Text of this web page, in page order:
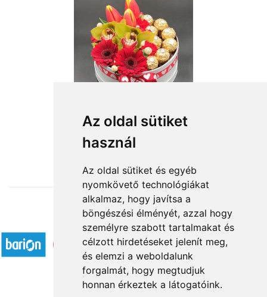
Az oldal sütiket
használ
Az oldal sütiket és egyéb
nyomkövető technológiákat
alkalmaz, hogy javítsa a
böngészési élményét, azzal hogy
személyre szabott tartalmakat és
célzott hirdetéseket jelenít meg,
és elemzi a weboldalunk
forgalmát, hogy megtudjuk
honnan érkeztek a látogatóink.
from HUF28,400
Accepted payment methods